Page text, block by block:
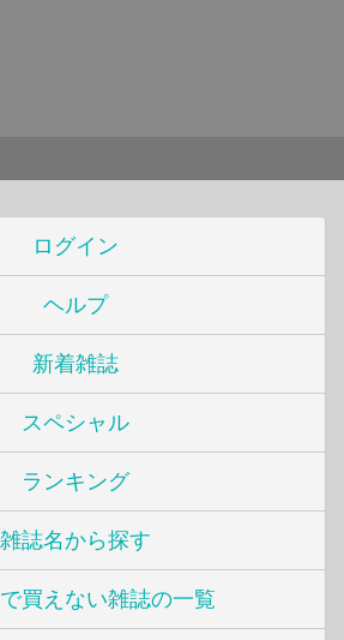
ログイン
ヘルプ
新着雑誌
スペシャル
ランキング
雑誌名から探す
買えない雑誌の一覧